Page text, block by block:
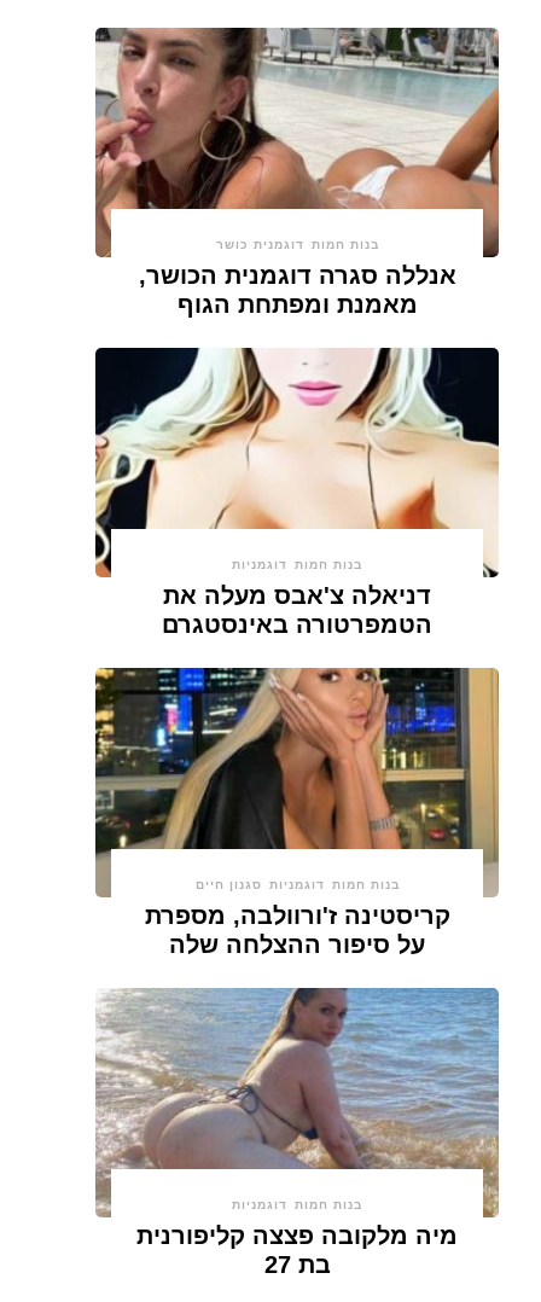
בנות חמות דוגמנית כושר
אנללה סגרה דוגמנית הכושר,
מאמנת ומפתחת הגוף
בנות חמות דוגמניות
דניאלה צ'אבס מעלה את
הטמפרטורה באינסטגרם
בנות חמות דוגמניות סגנון חיים
קריסטינה ז'ורוולבה, מספרת
על סיפור ההצלחה שלה
בנות חמות דוגמניות
מיה מלקובה פצצה קליפורנית
בת 27